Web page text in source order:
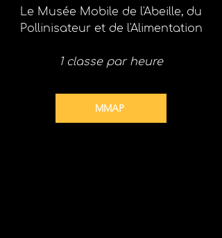
Le Musée Mobile de l'Abeille, du
Pollinisateur et de l'Alimentation
1 classe par heure
MMAP